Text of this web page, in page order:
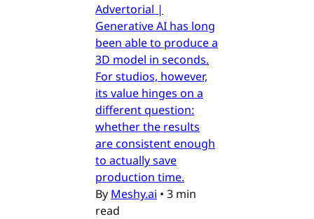
Advertorial |
Generative AI has long
been able to produce a
3D model in seconds.
For studios, however,
its value hinges on a
different question:
whether the results
are consistent enough
to actually save
production time.
By Meshy.ai • 3 min
read